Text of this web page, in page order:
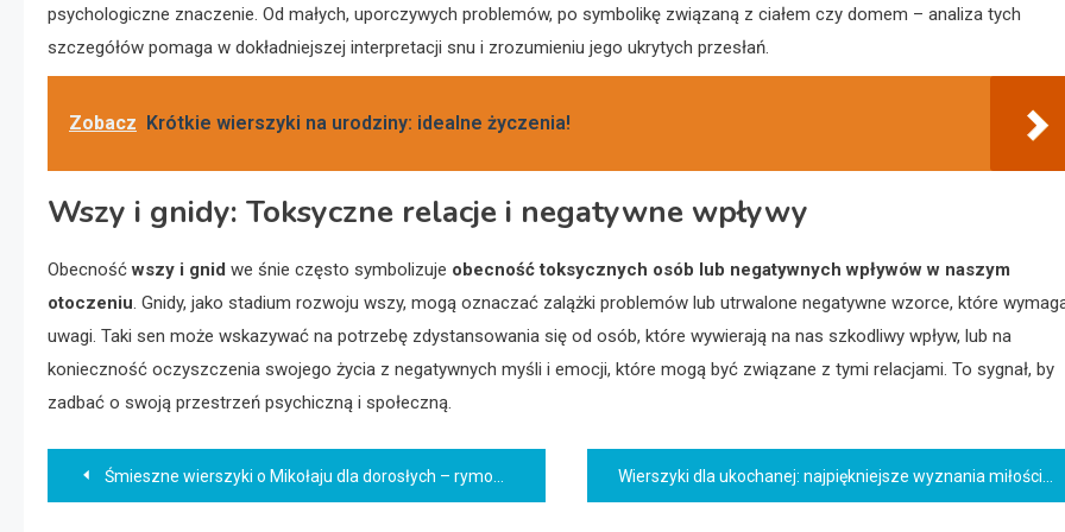
psychologiczne znaczenie. Od małych, uporczywych problemów, po symbolikę związaną z ciałem czy domem – analiza tych
szczegółów pomaga w dokładniejszej interpretacji snu i zrozumieniu jego ukrytych przesłań.
Zobacz Krótkie wierszyki na urodziny: idealne życzenia!
Wszy i gnidy: Toksyczne relacje i negatywne wpływy
Obecnośćwszy i gnid we śnie często symbolizuje obecność toksycznych osób lub negatywnych wpływów w naszym
otoczeniu. Gnidy, jako stadium rozwoju wszy, mogą oznaczać zalążki problemów lub utrwalone negatywne wzorce, które
uwagi. Taki sen może wskazywać na potrzebę zdystansowania się od osób, które wywierają na nas szkodliwy wpływ, lub na
konieczność oczyszczenia swojego życia z negatywnych myśli i emocji, które mogą być związane z tymi relacjami. To sygnał, by
zadbać o swoją przestrzeń psychiczną i społeczną.
Nawigacja
Śmieszne wierszyki o Mikołaju dla dorosłych – rymowanki z humorem!